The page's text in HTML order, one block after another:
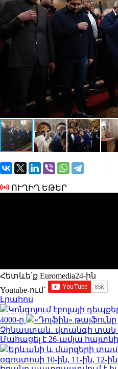
ՈՒՂԻՂ ԵԹԵՐ
Հետևե՛ք Euromedia24-ին
Youtube-ում`
Լրահոս
Կոնգոյում էբոլայի
4000-ը
«Դոլֆին»
Չինաստան․ վտանգի տակ է
Մահացել է 26-ամյա
Երևանի և մարզերի
օգոստոսի 10-ին, 11-ին, 12-